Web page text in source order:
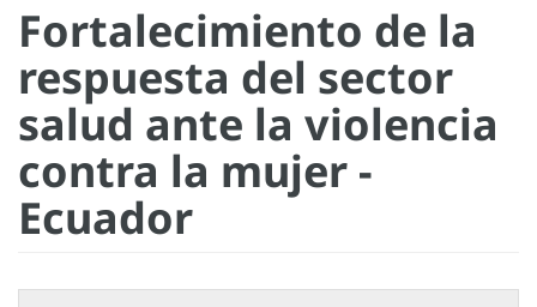
Fortalecimiento de la
respuesta del sector
salud ante la violencia
contra la mujer -
Ecuador